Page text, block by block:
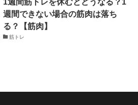
週間できない場合の筋肉は落ち
る？【筋肉】
筋トレ